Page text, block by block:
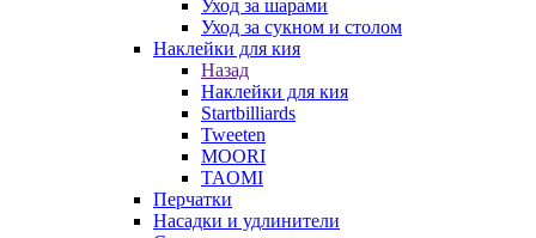
Уход за шарами
Уход за сукном и столом
Наклейки для кия
Назад
Наклейки для кия
Startbilliards
Tweeten
MOORI
TAOMI
Перчатки
Насадки и удлинители